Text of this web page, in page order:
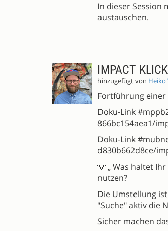
In dieser Session
austauschen.
IMPACT
hinzugefügt von Heiko
Fortführung
Doku-Link
866bc154aea1/
Doku-Link
d830b662d8ce/
💡 „ Was haltet
nutzen?
Die Umstellung
"Suche" aktiv die
Sicher machen